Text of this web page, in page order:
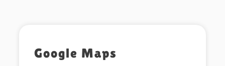
Google Maps